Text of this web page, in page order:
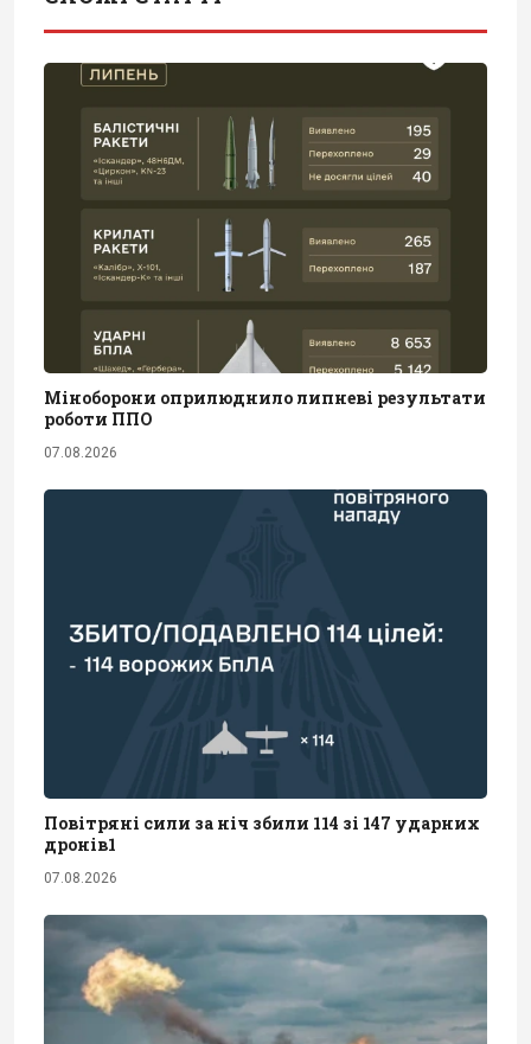
Міноборони оприлюднило липневі результати
роботи ППО
07.08.2026
Повітряні сили за ніч збили 114 зі 147 ударних
дронів1
07.08.2026